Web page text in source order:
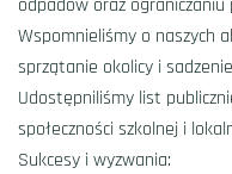
odpadów oraz ograniczaniu
​Wspomnieliśmy o naszych
sprzątanie okolicy i
​Udostępniliśmy list
społeczności szkolnej i
​Sukcesy i wyzwania: